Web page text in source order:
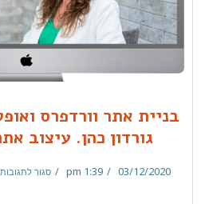
בניית אתר וורדפרס
גורדון כהן. עיצוב
03/12/2020
1:39 pm סגור לתגובות